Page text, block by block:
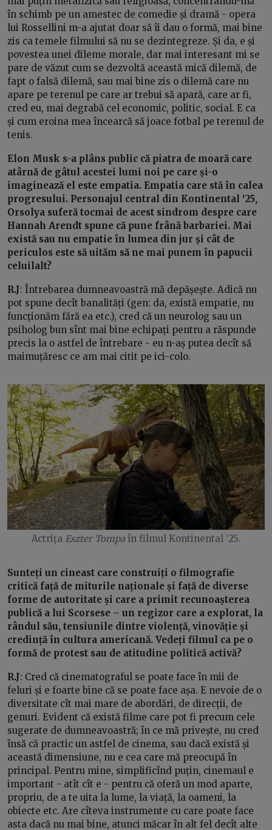
în schimb pe un amestec de comedie și dramă - opera
lui Rossellini m-a ajutat doar să îi dau o formă, mai bine
zis ca temele filmului să nu se dezintegreze. Și da, e și
povestea unei dileme morale, dar mai interesant mi se
pare de văzut cum se dezvoltă această mică dilemă, de
fapt o falsă dilemă, sau mai bine zis o dilemă care nu
apare pe terenul pe care ar trebui să apară, care ar fi,
cred eu, mai degrabă cel economic, politic, social. E ca
și cum eroina mea încearcă să joace fotbal pe terenul de
tenis.
Elon Musk s-a plâns public că piatra de moară care
atârnă de gâtul acestei lumi noi pe care și-o
imaginează el este empatia. Empatia care stă în calea
progresului. Personajul central din Kontinental ‘25,
Orsolya suferă tocmai de acest sindrom despre care
Hannah Arendt spune că pune frână barbariei. Mai
există sau nu empatie în lumea din jur și cât de
periculos este să uităm să ne mai punem în papucii
celuilalt?
R.J: Întrebarea dumneavoastră mă depășește. Adică nu
pot spune decît banalități (gen: da, există empatie, nu
funcționăm fără ea etc.), cred că un neurolog sau un
psiholog bun sînt mai bine echipați pentru a răspunde
precis la o astfel de întrebare - eu n-aș putea decît să
maimuțăresc ce am mai citit pe ici-colo.
Actrița Eszter Tompa în filmul Kontinental ‘25.
Sunteți un cineast care construiți o filmografie
critică față de miturile naționale și față de diverse
forme de autoritate și care a primit recunoașterea
publică a lui Scorsese – un regizor care a explorat, la
rândul său, tensiunile dintre violență, vinovăție și
credință în cultura americană. Vedeți filmul ca pe o
formă de protest sau de atitudine politică activă?
R.J: Cred că cinematograful se poate face în mii de
feluri și e foarte bine că se poate face așa. E nevoie de o
diversitate cît mai mare de abordări, de direcții, de
genuri. Evident că există filme care pot fi precum cele
sugerate de dumneavoastră; în ce mă privește, nu cred
însă că practic un astfel de cinema, sau dacă există și
această dimensiune, nu e cea care mă preocupă în
principal. Pentru mine, simplificînd puțin, cinemaul e
important - atît cît e - pentru că oferă un mod aparte,
propriu, de a te uita la lume, la viață, la oameni, la
obiecte etc. Are cîteva instrumente cu care poate face
asta dacă nu mai bine, atunci măcar în alt fel decît alte